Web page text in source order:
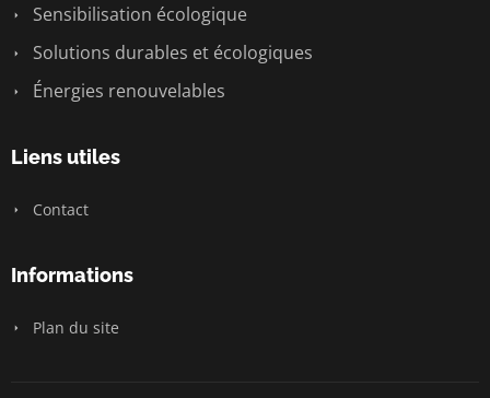
Sensibilisation écologique
Solutions durables et écologiques
Énergies renouvelables
Liens utiles
Contact
Informations
Plan du site